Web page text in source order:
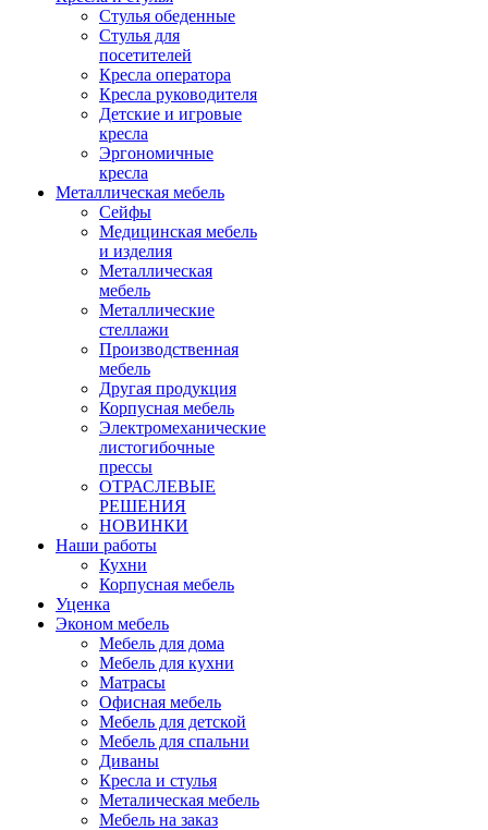
Стулья обеденные
Стулья для
посетителей
Кресла оператора
Кресла руководителя
Детские и игровые
кресла
Эргономичные
кресла
Металлическая мебель
Сейфы
Медицинская мебель
и изделия
Металлическая
мебель
Металлические
стеллажи
Производственная
мебель
Другая продукция
Корпусная мебель
Электромеханические
листогибочные
прессы
ОТРАСЛЕВЫЕ
РЕШЕНИЯ
НОВИНКИ
Наши работы
Кухни
Корпусная мебель
Уценка
Эконом мебель
Мебель для дома
Мебель для кухни
Матрасы
Офисная мебель
Мебель для детской
Мебель для спальни
Диваны
Кресла и стулья
Металическая мебель
Мебель на заказ